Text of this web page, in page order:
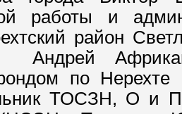
работы и
район
Андрей
по Нерехте
ТОСЗН, О и П